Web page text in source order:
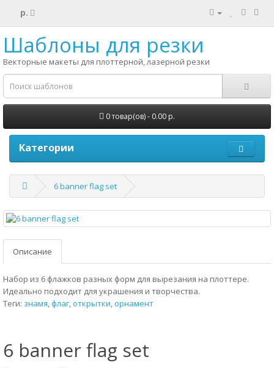
р.
Шаблоны для резки
Векторные макеты для плоттерной, лазерной резки
0 товар(ов) - 0.00 р.
Категории
6 banner flag set
Описание
Набор из 6 флажков разных форм для вырезания на плоттере.
Идеально подходит для украшения и творчества.
Теги: знамя,флаг,открытки,орнамент
6 banner flag set